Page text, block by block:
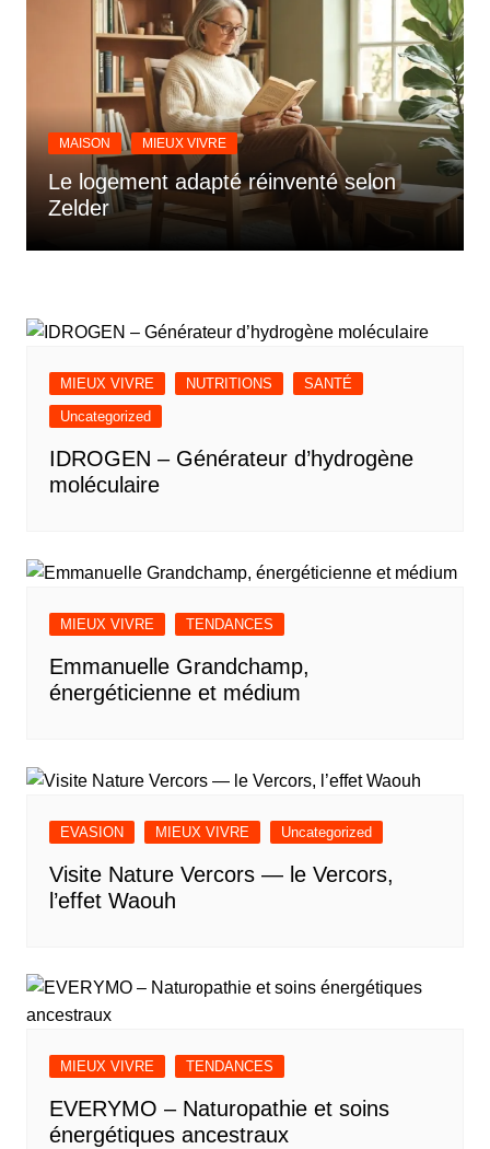
MAISON MIEUX VIVRE
Le logement adapté réinventé selon
Zelder
MIEUX VIVRE NUTRITIONS
SANTÉ
Uncategorized
IDROGEN – Générateur d’hydrogène
moléculaire
MIEUX VIVRE TENDANCES
Emmanuelle Grandchamp,
énergéticienne et médium
EVASION MIEUX VIVRE Uncategorized
Visite Nature Vercors — le Vercors,
l’effet Waouh
MIEUX VIVRE TENDANCES
EVERYMO – Naturopathie et soins
énergétiques ancestraux